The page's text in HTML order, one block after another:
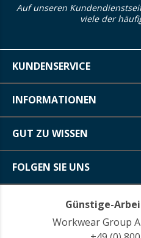
Auf unseren
viele der
KUNDENSERVICE
INFORMATIONEN
GUT ZU WISSEN
FOLGEN SIE UNS
Günstige-
Workwear Group